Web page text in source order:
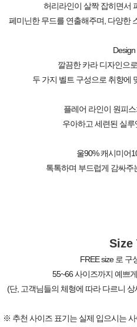
허리라인이 살짝 잡히면서
페미닌한 무드를 연출해주며, 다양한
Design
깔끔한 카라 디자인으
두 가지 벨트 구성으로 취향에
플레어 라인이 원피
우아하고 세련된 실
울90% 캐시미어
톡톡하며 부드럽게 감싸주
Size
FREE size 로 구
55~66 사이즈까지 예쁘
(단, 고객님들의 체형에 따라 다르니
※ 추천 사이즈 표기는 실제 입으시는